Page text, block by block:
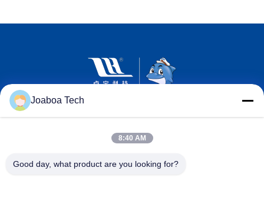
Joaboa Tech
8:40 AM
Good day, what product are you looking for?